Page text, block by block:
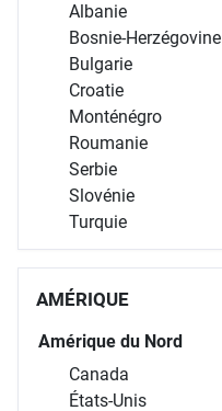
Albanie
Bosnie-Herzégovine
Bulgarie
Croatie
Monténégro
Roumanie
Serbie
Slovénie
Turquie
AMÉRIQUE
Amérique du Nord
Canada
États-Unis